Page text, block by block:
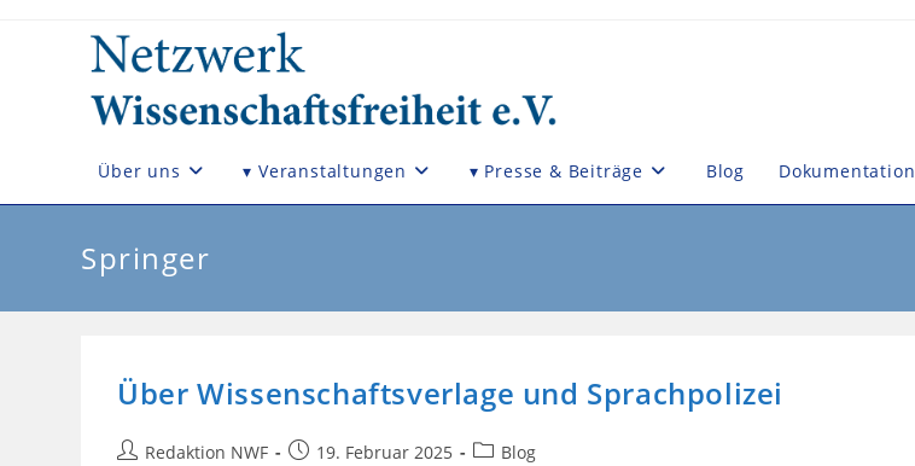
Über uns ▾ Veranstaltungen ▾ Presse & Beiträge Blog Dokumentation
Springer
Über Wissenschaftsverlage und Sprachpolizei
Beitrags-
Redaktion NWF
Beitrag19. Februar 2025
Beitrags-
Blog